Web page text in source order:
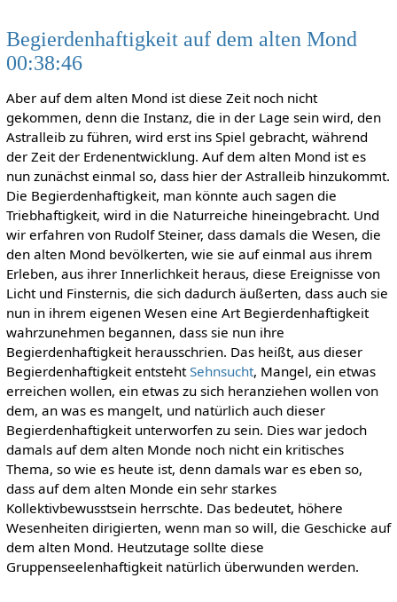
Begierdenhaftigkeit auf dem alten Mond
00:38:46
Aber auf dem alten Mond ist diese Zeit noch nicht
gekommen, denn die Instanz, die in der Lage sein wird, den
Astralleib zu führen, wird erst ins Spiel gebracht, während
der Zeit der Erdenentwicklung. Auf dem alten Mond ist es
nun zunächst einmal so, dass hier der Astralleib hinzukommt.
Die Begierdenhaftigkeit, man könnte auch sagen die
Triebhaftigkeit, wird in die Naturreiche hineingebracht. Und
wir erfahren von Rudolf Steiner, dass damals die Wesen, die
den alten Mond bevölkerten, wie sie auf einmal aus ihrem
Erleben, aus ihrer Innerlichkeit heraus, diese Ereignisse von
Licht und Finsternis, die sich dadurch äußerten, dass auch sie
nun in ihrem eigenen Wesen eine Art Begierdenhaftigkeit
wahrzunehmen begannen, dass sie nun ihre
Begierdenhaftigkeit herausschrien. Das heißt, aus dieser
Begierdenhaftigkeit entstehtSehnsucht, Mangel, ein etwas
erreichen wollen, ein etwas zu sich heranziehen wollen von
dem, an was es mangelt, und natürlich auch dieser
Begierdenhaftigkeit unterworfen zu sein. Dies war jedoch
damals auf dem alten Monde noch nicht ein kritisches
Thema, so wie es heute ist, denn damals war es eben so,
dass auf dem alten Monde ein sehr starkes
Kollektivbewusstsein herrschte. Das bedeutet, höhere
Wesenheiten dirigierten, wenn man so will, die Geschicke auf
dem alten Mond. Heutzutage sollte diese
Gruppenseelenhaftigkeit natürlich überwunden werden.